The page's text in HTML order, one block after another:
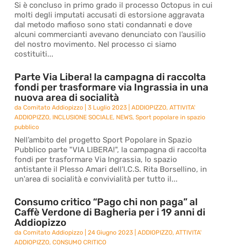
Si è concluso in primo grado il processo Octopus in cui
molti degli imputati accusati di estorsione aggravata
dal metodo mafioso sono stati condannati e dove
alcuni commercianti avevano denunciato con l’ausilio
del nostro movimento. Nel processo ci siamo
costituiti...
Parte Via Libera! la campagna di raccolta
fondi per trasformare via Ingrassia in una
nuova area di socialità
daComitato Addiopizzo |3 Luglio 2023 |ADDIOPIZZO,ATTIVITA'
ADDIOPIZZO, INCLUSIONE SOCIALE, NEWS,Sport popolare in spazio
pubblico
Nell’ambito del progetto Sport Popolare in Spazio
Pubblico parte "VIA LIBERA!", la campagna di raccolta
fondi per trasformare Via Ingrassia, lo spazio
antistante il Plesso Amari dell’I.C.S. Rita Borsellino, in
un'area di socialità e convivialità per tutto il...
Consumo critico “Pago chi non paga” al
Caffè Verdone di Bagheria per i 19 anni di
Addiopizzo
daComitato Addiopizzo |24 Giugno 2023 |ADDIOPIZZO,ATTIVITA'
ADDIOPIZZO,CONSUMO CRITICO